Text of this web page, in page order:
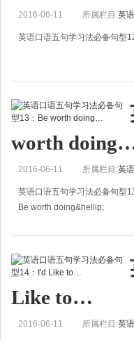
2016-06-11 所属栏目:英
英语口语五句学习法必备句型
只有&hellip;
Nothing but love can last
worth
2016-06-11 所属栏目:英
英语口语五句学习法必备句型
Be worth doing&hellip;
虽说Be worth doing&hellip;看
Like to…
2016-06-11 所属栏目:英